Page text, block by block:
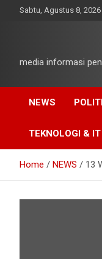
Sabtu, Agustus 8, 2026
media informasi
NEWS
TEKNOLOGI & IT
Home NEWS 13